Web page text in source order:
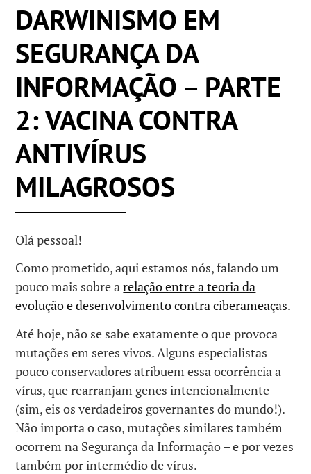
DARWINISMO EM
SEGURANÇA DA
INFORMAÇÃO – PARTE
2: VACINA CONTRA
ANTIVÍRUS
MILAGROSOS
Olá pessoal!
Como prometido, aqui estamos nós, falando um
pouco mais sobre arelação entre a teoria da
evolução e desenvolvimento contra ciberameaças.
Até hoje, não se sabe exatamente o que provoca
mutações em seres vivos. Alguns especialistas
pouco conservadores atribuem essa ocorrência a
vírus, que rearranjam genes intencionalmente
(sim, eis os verdadeiros governantes do mundo!).
Não importa o caso, mutações similares também
ocorrem na Segurança da Informação – e por vezes
também por intermédio de vírus.